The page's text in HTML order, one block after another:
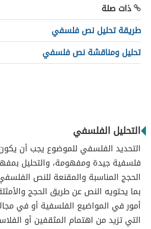
ذات صلة
طريقة تحليل نص فلسفي
تحليل ومناقشة نص فلسفي
التحليل الفلسفي
التحديد الفلسفي للموضوع يجب أن
فلسفية جيدة ومفهومة، والتحليل
الحجج المناسبة والمقنعة للنص
بما يحتويه النص عن طريق الحجج
أمور في المواضيع الفلسفية أو في
التي تزيد من اهتمام المثقفين أو